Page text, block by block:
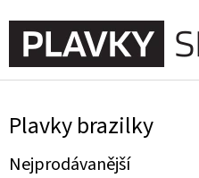
na
obsah
Plavky brazilky
Nejprodávanější